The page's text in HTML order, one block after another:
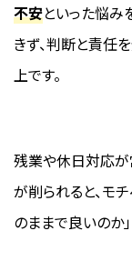
不安といった悩み
きず、判断と責任
上です。
残業や休日対応
が削られると、モ
のままで良いのか